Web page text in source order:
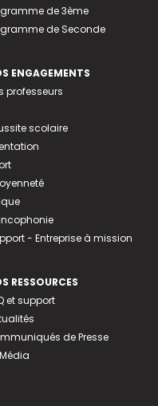
de 3ème
de Seconde
ENGAGEMENTS
professeurs
scolaire
- Entreprise à mission
RESSOURCES
et support
de Presse